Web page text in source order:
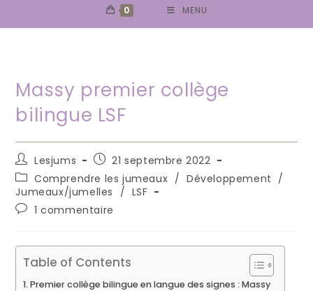
0 MENU
Massy premier collège
bilingue LSF
Auteur/autrice
de
la
publication :
Lesjums
Publication
publiée :
21 septembre 2022
Post
category:
Comprendre les jumeaux / Développement /
Jumeaux/jumelles
/ LSF
Commentaires
publication :
1 commentaire
Table of Contents
Premier collège bilingue en langue des signes : Massy